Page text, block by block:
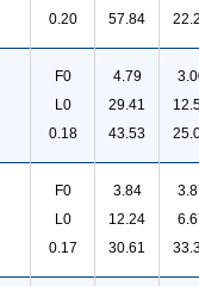
0.20
57.84
F0
L0
0.18
4.79
29.41
43.53
F0
L0
0.17
3.84
12.24
30.61